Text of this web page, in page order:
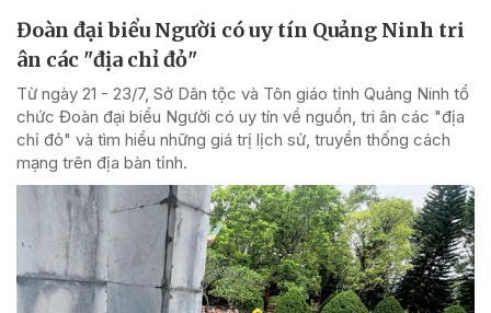
Đoàn đại biểu Người có uy tín Quảng Ninh tri
ân các "địa chỉ đỏ"
Từ ngày 21 - 23/7, Sở Dân tộc và Tôn giáo tỉnh Quảng Ninh tổ
chức Đoàn đại biểu Người có uy tín về nguồn, tri ân các "địa
chỉ đỏ" và tìm hiểu những giá trị lịch sử, truyền thống cách
mạng trên địa bàn tỉnh.